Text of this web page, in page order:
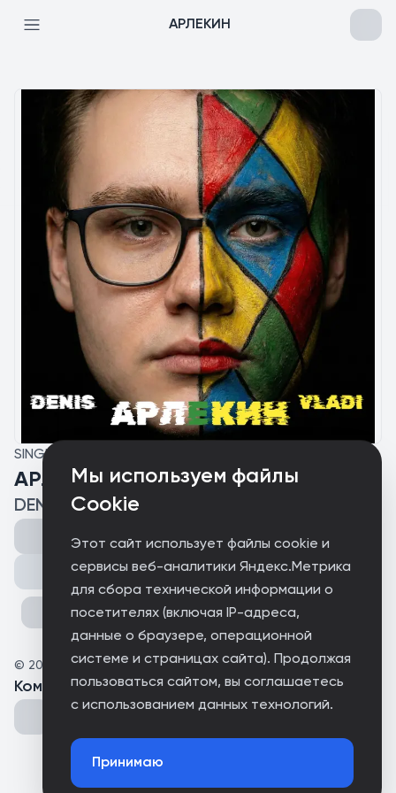
Мы используем файлы
Cookie
Этот сайт использует файлы cookie и
сервисы веб-аналитики Яндекс.Метрика
для сбора технической информации о
посетителях (включая IP-адреса,
данные о браузере, операционной
системе и страницах сайта). Продолжая
пользоваться сайтом, вы соглашаетесь
с использованием данных технологий.
Принимаю
АРЛЕКИН
SINGLE
АРЛЕКИН
DENIS VLADI
Поделиться
© 2026 DENIS VLADI
Комментарии(0 )